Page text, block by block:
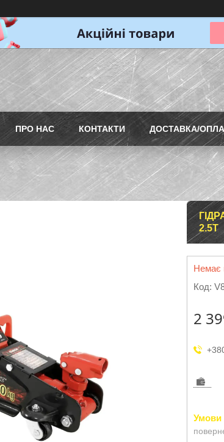
ПРО НАС КОНТАКТИ ДОСТАВКА/
2.5T
Немає
Код:
2